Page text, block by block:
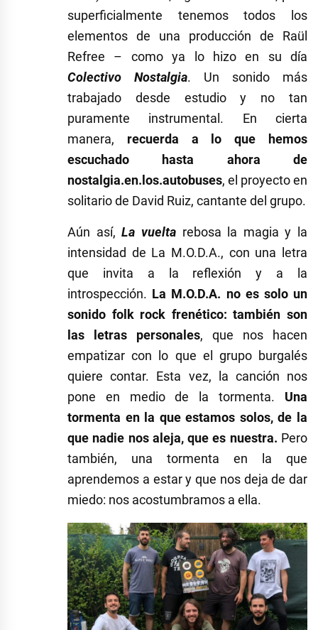
superficialmente tenemos todos los
elementos de una producción de Raül
Refree – como ya lo hizo en su día
Colectivo Nostalgia. Un sonido más
trabajado desde estudio y no tan
puramente instrumental. En cierta
manera, recuerda a lo que hemos
escuchado hasta ahora de
nostalgia.en.los.autobuses, el proyecto en
solitario de David Ruiz, cantante del grupo.
Aún así,La vueltarebosa la magia y la
intensidad de La M.O.D.A., con una letra
que invita a la reflexión y a la
introspección. La M.O.D.A. no es solo un
sonido folk rock frenético: también son
las letras personales, que nos hacen
empatizar con lo que el grupo burgalés
quiere contar. Esta vez, la canción nos
pone en medio de la tormenta. Una
tormenta en la que estamos solos, de la
que nadie nos aleja, que es nuestra. Pero
también, una tormenta en la que
aprendemos a estar y que nos deja de dar
miedo: nos acostumbramos a ella.